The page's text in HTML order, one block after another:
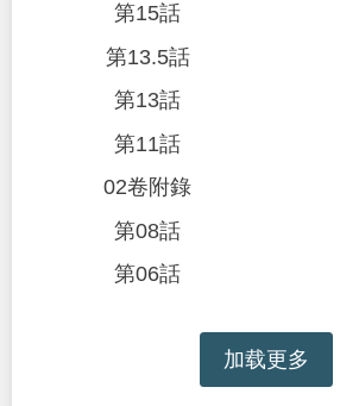
第15話
第13.5話
第13話
第11話
02卷附錄
第08話
第06話
加载更多